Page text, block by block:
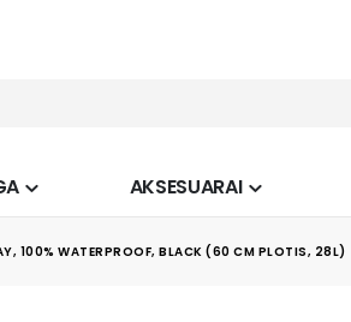
AKSESUARAI
100% WATERPROOF, BLACK (60 CM PLOTIS, 28L)